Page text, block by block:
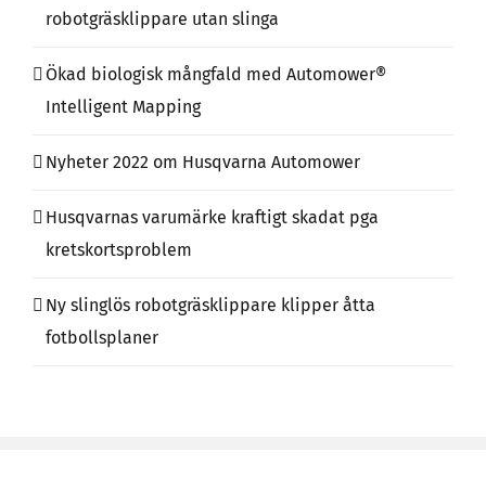
robotgräsklippare utan slinga
Ökad biologisk mångfald med Automower®
Intelligent Mapping
Nyheter 2022 om Husqvarna Automower
Husqvarnas varumärke kraftigt skadat pga
kretskortsproblem
Ny slinglös robotgräsklippare klipper åtta
fotbollsplaner